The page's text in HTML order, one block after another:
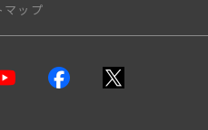
マップ